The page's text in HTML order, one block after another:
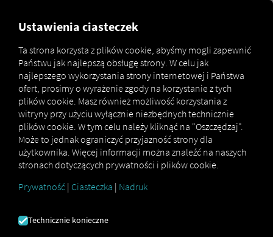
Apps Pocket Driver
Ustawienia ciasteczek
Ta strona korzysta z plików cookie, abyśmy mogli zapewnić
Państwu jak najlepszą obsługę strony. W celu jak
najlepszego wykorzystania strony internetowej i Państwa
ofert, prosimy o wyrażenie zgody na korzystanie z tych
plików cookie. Masz również możliwość korzystania z
witryny przy użyciu wyłącznie niezbędnych technicznie
plików cookie. W tym celu należy kliknąć na "Oszczędzaj".
Może to jednak ograniczyć przyjazność strony dla
użytkownika. Więcej informacji można znaleźć na naszych
stronach dotyczących prywatności i plików cookie.
Prywatność | Ciasteczka | Nadruk
Technicznie konieczne